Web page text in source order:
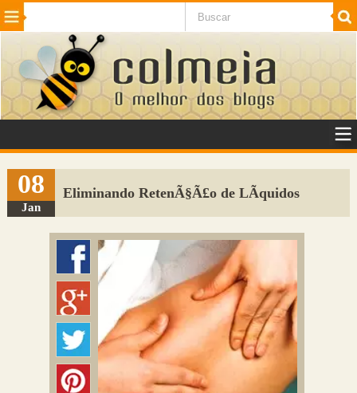
Beleza Cinema e TV
Internet Jogos NotÃ­cias SaÃºde
VeÃ­culos Adulto
Sugerir Link
Adicionar Blog
Colmeia Exchange
Perguntas Frequentes
08
Jan
Eliminando RetenÃ§Ã£o de LÃ­quidos